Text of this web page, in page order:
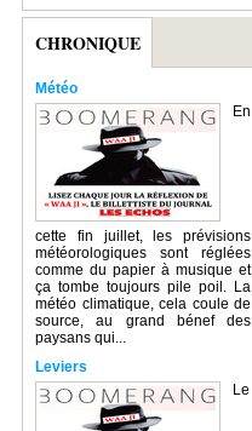
CHRONIQUE
Météo
En
cette fin juillet, les prévisions
météorologiques sont réglées
comme du papier à musique et
ça tombe toujours pile poil. La
météo climatique, cela coule de
source, au grand bénef des
paysans qui...
Leviers
Le